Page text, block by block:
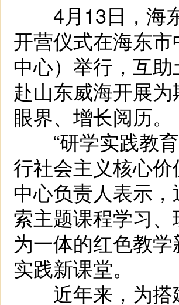
4月13日，海东
开营仪式在海东
中心）举行，互
赴山东威海开展
眼界、增长阅历。
“研学实践教育
行社会主义核心
中心负责人表示
索主题课程学习
为一体的红色教
实践新课堂。
近年来，为搭